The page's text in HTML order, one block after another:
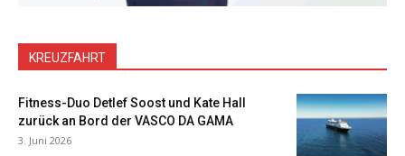
KREUZFAHRT
Fitness-Duo Detlef Soost und Kate Hall
zurück an Bord der VASCO DA GAMA
3. Juni 2026